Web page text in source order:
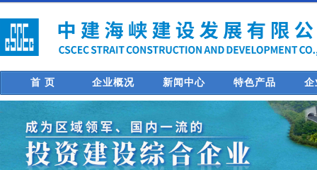
首 页 企业概况 新闻中心 特色产品 企